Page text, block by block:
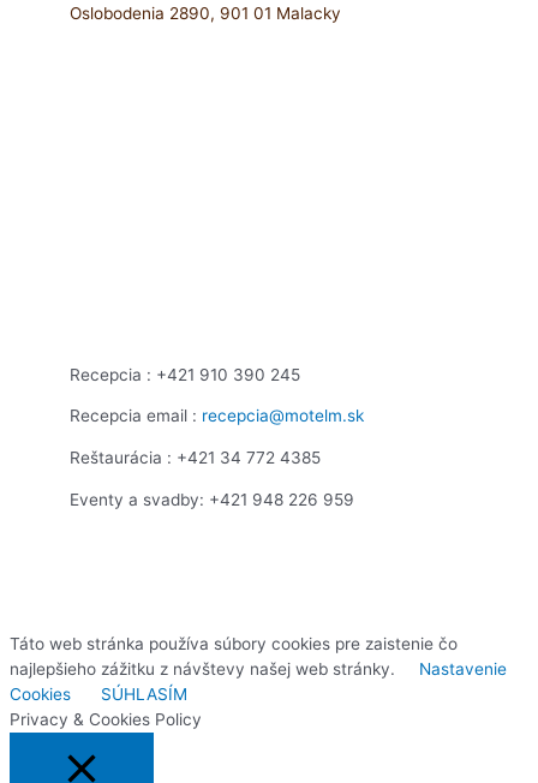
Oslobodenia 2890, 901 01 Malacky
Recepcia : +421 910 390 245
Recepcia email : recepcia@motelm.sk
Reštaurácia : +421 34 772 4385
Eventy a svadby: +421 948 226 959
Táto web stránka používa súbory cookies pre zaistenie čo
najlepšieho zážitku z návštevy našej web stránky.
Nastavenie
Cookies
SÚHLASÍM
Privacy & Cookies Policy